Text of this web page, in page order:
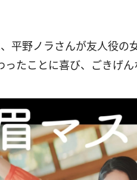
平野ノラさんが友人役の
たことに喜び、ごきげん